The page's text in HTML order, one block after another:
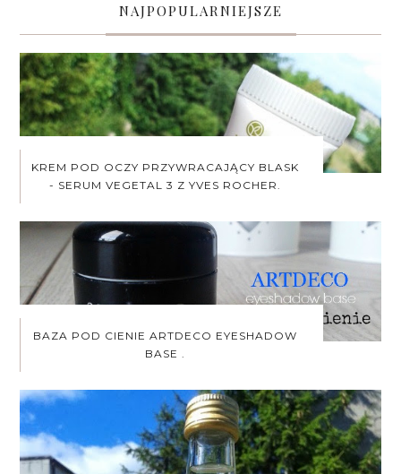
NAJPOPULARNIEJSZE
KREM POD OCZY PRZYWRACAJĄCY BLASK
- SERUM VEGETAL 3 Z YVES ROCHER.
BAZA POD CIENIE ARTDECO EYESHADOW
BASE .